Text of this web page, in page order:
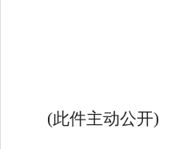
(此件主动公开)